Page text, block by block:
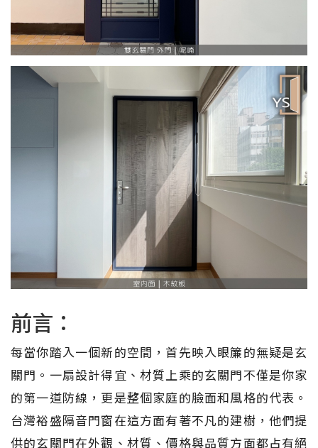
前言：
每當你踏入一個新的空間，首先映入眼簾的無疑是玄
關門。一扇設計得宜、材質上乘的玄關門不僅是你家
的第一道防線，更是整個家庭的臉面和風格的代表。
台灣裕盛隔音門窗在這方面有著不凡的建樹，他們提
供的玄關門在外觀、材質、價格與品質方面都占有絕